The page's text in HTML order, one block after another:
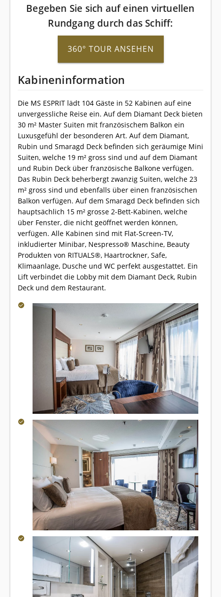
Begeben Sie sich auf einen virtuellen
Rundgang durch das Schiff:
360° TOUR ANSEHEN
Kabineninformation
Die MS ESPRIT lädt 104 Gäste in 52 Kabinen auf eine
unvergessliche Reise ein. Auf dem Diamant Deck bieten
30 m² Master Suiten mit französischem Balkon ein
Luxusgefühl der besonderen Art. Auf dem Diamant,
Rubin und Smaragd Deck befinden sich geräumige Mini
Suiten, welche 19 m² gross sind und auf dem Diamant
und Rubin Deck über französische Balkone verfügen.
Das Rubin Deck beherbergt zwanzig Suiten, welche 23
m² gross sind und ebenfalls über einen französischen
Balkon verfügen. Auf dem Smaragd Deck befinden sich
hauptsächlich 15 m² grosse 2-Bett-Kabinen, welche
über Fenster, die nicht geöffnet werden können,
verfügen. Alle Kabinen sind mit Flat-Screen-TV,
inkludierter Minibar, Nespresso® Maschine, Beauty
Produkten von RITUALS®, Haartrockner, Safe,
Klimaanlage, Dusche und WC perfekt ausgestattet. Ein
Lift verbindet die Lobby mit dem Diamant Deck, Rubin
Deck und dem Restaurant.